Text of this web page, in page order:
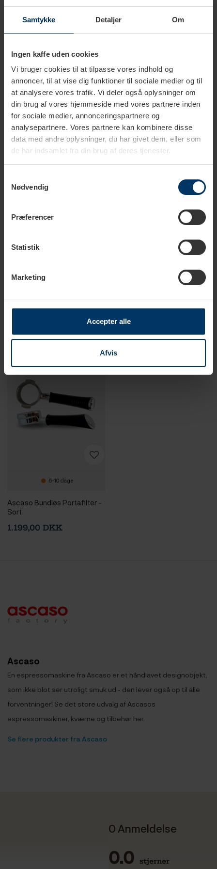
Samtykke Detaljer Om
Ingen kaffe uden cookies
Vi bruger cookies til at tilpasse vores indhold og
annoncer, til at vise dig funktioner til sociale medier og til
at analysere vores trafik. Vi deler også oplysninger om
din brug af vores hjemmeside med vores partnere inden
for sociale medier, annonceringspartnere og
analysepartnere. Vores partnere kan kombinere disse
data med andre oplysninger, du har givet dem, eller som
de har indsamlet fra din brug af deres tjenester.
Nødvendig
Præferencer
Statistik
Marketing
Accepter alle
Afvis
1-2 hverdage
Ascaso Gruppepakning -
Baby T
129,95 DKK
1-2 hverdage
Ascaso Jet group til Baby T
149,95 DKK
2-4 hverdage
1.499,00 DKK
6-10 dage
Ascaso Bundløs Portafilter -
Sort
1.199,00 DKK
Ascaso
En espressomaskine fra Ascaso er et håndlavet designobjekt,
som ikke blot ser utroligt smuk ud - den lever også op til alle
forventninger! Se det store udvalg af Ascasos
espressomaskiner, kværne og tilbehør her.
Se flere produkter fra Ascaso
0 Anmeldelse
0.0 stjerner